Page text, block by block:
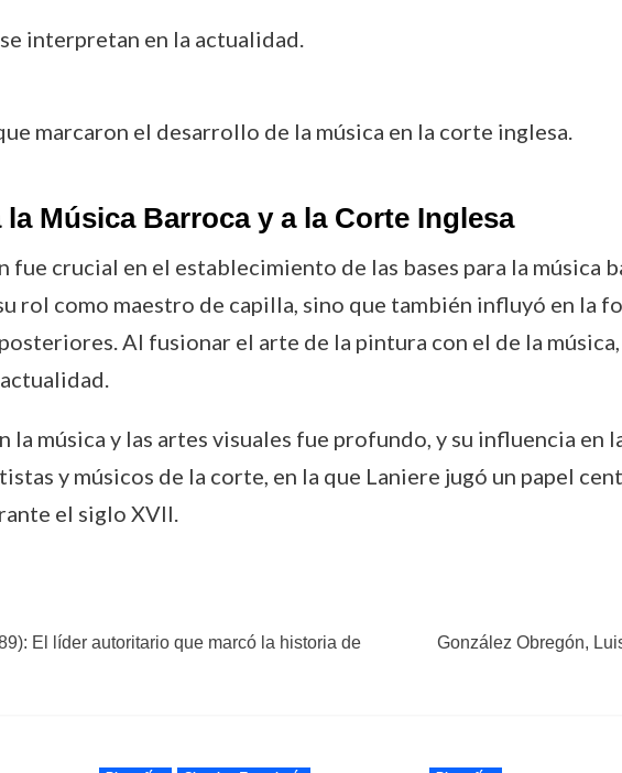
interpretan en la actualidad.
marcaron el desarrollo de la música en la corte inglesa.
Música Barroca y a la Corte Inglesa
fue crucial en el establecimiento de las bases para la música
rol como maestro de capilla, sino que también influyó en la
Al fusionar el arte de la pintura con el de la
la música y las artes visuales fue profundo, y su influencia en
y músicos de la corte, en la que Laniere jugó un papel
el siglo XVII.
El líder autoritario que marcó la historia de
González Obregón,